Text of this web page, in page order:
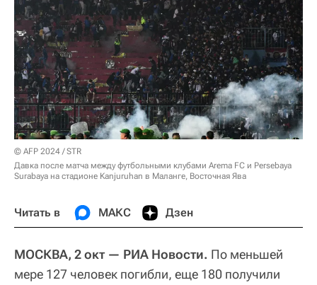
© AFP 2024 / STR
Давка после матча между футбольными клубами Arema FC и Persebaya
Surabaya на стадионе Kanjuruhan в Маланге, Восточная Ява
Читать в МАКС Дзен
МОСКВА, 2 окт — РИА Новости. По меньшей
мере 127 человек погибли, еще 180 получили